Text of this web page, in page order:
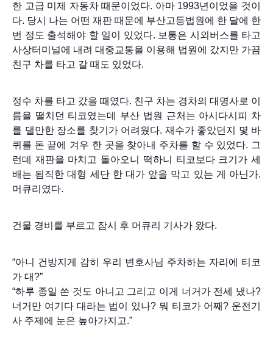
한 고급 미제 자동차 때문이었다. 아마 1993년이었을 것이
다. 당시 나는 어떤 재판 때문에 부산고등법원에 한 달에 한
번 정도 출석해야 할 일이 있었다. 보통은 시외버스를 타고
사상터미널에 내려 대중교통을 이용해 법원에 갔지만 가끔
친구 차를 타고 갈 때도 있었다.
정수 차를 타고 갔을 때였다. 친구 차는 경차의 대명사로 이
름을 떨치던 티코였는데 부산 법원 근처는 아시다시피 차
를 댈만한 장소를 찾기가 어려웠다. 재수가 좋았던지 몇 바
퀴를 돈 끝에 겨우 한 곳을 찾아내 주차를 할 수 있었다. 그
런데 재판을 마치고 돌아오니 떡하니 티코보다 크기가 세
배는 됨직한 대형 세단 한 대가 앞을 막고 있는 게 아닌가.
머큐리였다.
건물 경비를 부르고 잠시 후 머큐리 기사가 왔다.
“아니 건방지게 감히 우리 변호사님 주차하는 자리에 티코
가 대?”
“하루 종일 쓴 것도 아니고 그리고 이게 너거가 전세 냈나?
너거만 여기다 대라는 법이 있나? 뭐 티코가 어째? 운전기
사 주제에 눈은 높아가지고.”